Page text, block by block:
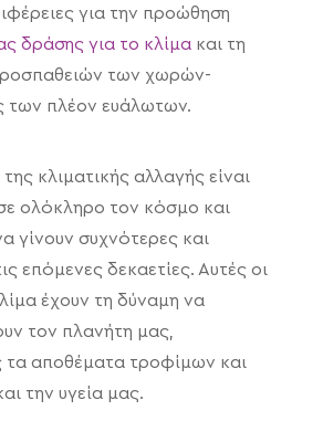
για την προώθηση
δράσης για το κλίμα και τη
των χωρών-
των πλέον ευάλωτων.
κλιματικής αλλαγής είναι
ολόκληρο τον κόσμο και
γίνουν συχνότερες και
επόμενες δεκαετίες. Αυτές οι
έχουν τη δύναμη να
τον πλανήτη μας,
τα αποθέματα τροφίμων και
την υγεία μας.